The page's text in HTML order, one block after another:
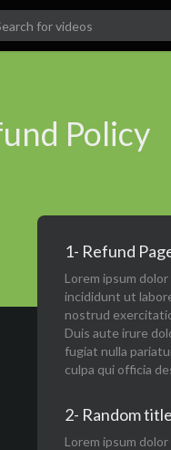
Policy
1- Refund
Lorem ipsum
incididunt ut
nostrud
Duis aute irure
fugiat nulla
culpa qui officia
2- Random title
Lorem ipsum